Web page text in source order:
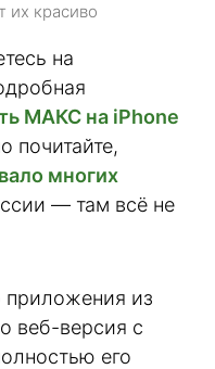
их красиво
на
МАКС на iPhone
почитайте,
многих
— там всё не
приложения из
веб-версия с
его